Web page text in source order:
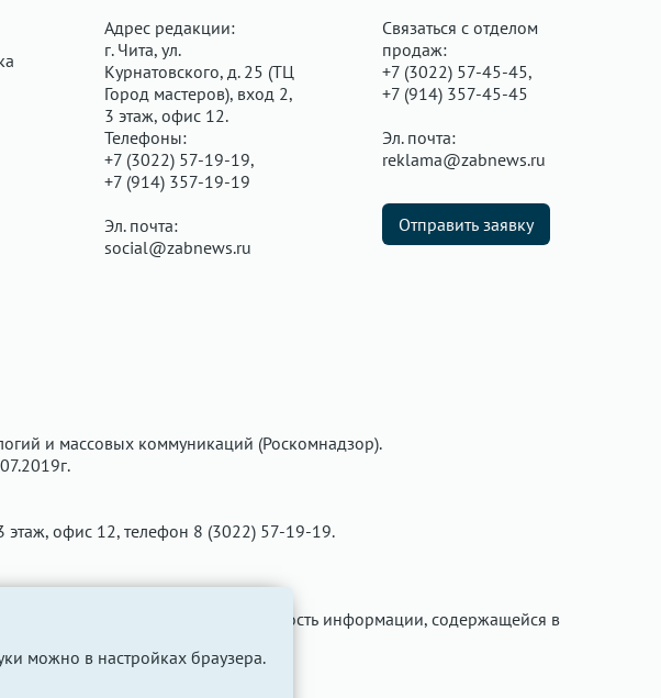
можно в настройках браузера.
Адрес редакции:
г. Чита, ул.
Курнатовского, д. 25 (ТЦ
Город мастеров), вход 2,
3 этаж, офис 12.
Телефоны:
+7 (3022) 57-19-19,
+7 (914) 357-19-19
Эл. почта:
social@zabnews.ru
Связаться с отделом
продаж:
+7 (3022) 57-45-45,
+7 (914) 357-45-45
Эл. почта:
reklama@zabnews.ru
Отправить заявку
и массовых коммуникаций (Роскомнадзор).
этаж, офис 12, телефон 8 (3022) 57-19-19.
ответственности за достоверность информации, содержащейся в